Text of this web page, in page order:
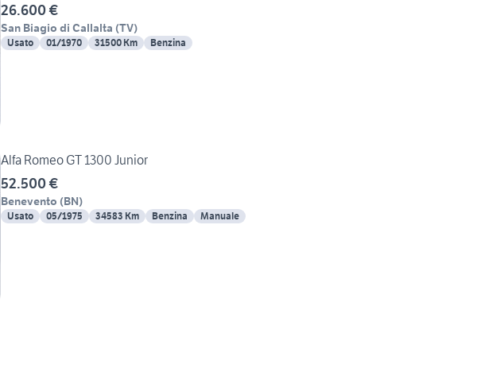
26.600 €
San Biagio di Callalta (TV)
Usato 01/1970 31500 Km Benzina
Alfa Romeo GT 1300 Junior
52.500 €
Benevento (BN)
Usato 05/1975 34583 Km Benzina Manuale